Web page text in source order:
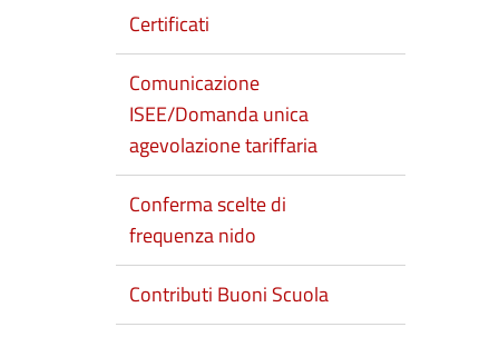
Certificati
Comunicazione
ISEE/Domanda unica
agevolazione tariffaria
Conferma scelte di
frequenza nido
Contributi Buoni Scuola